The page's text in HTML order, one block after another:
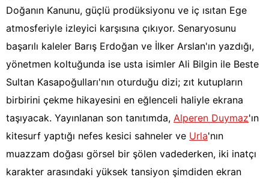
Doğanın Kanunu, güçlü prodüksiyonu ve iç ısıtan Ege
atmosferiyle izleyici karşısına çıkıyor. Senaryosunu
başarılı kaleler Barış Erdoğan ve İlker Arslan'ın yazdığı,
yönetmen koltuğunda ise usta isimler Ali Bilgin ile Beste
Sultan Kasapoğulları'nın oturduğu dizi; zıt kutupların
birbirini çekme hikayesini en eğlenceli haliyle ekrana
taşıyacak. Yayınlanan son tanıtımda, Alperen Duymaz'ın
kitesurf yaptığı nefes kesici sahneler ve Urla'nın
muazzam doğası görsel bir şölen vadederken, iki inatçı
karakter arasındaki yüksek tansiyon şimdiden ekran